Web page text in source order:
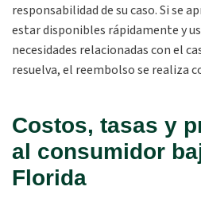
responsabilidad de su caso. Si se
estar disponibles rápidamente y
necesidades relacionadas con el
resuelva, el reembolso se realiza
Costos, tasas y
al consumidor
Florida